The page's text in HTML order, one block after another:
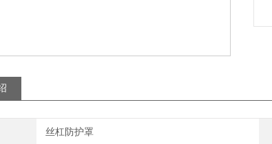
丝杠防护罩